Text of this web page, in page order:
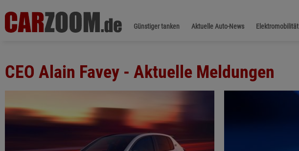
Günstiger tanken Aktuelle Auto-News Elektromobilität
CEO Alain Favey - Aktuelle Meldungen